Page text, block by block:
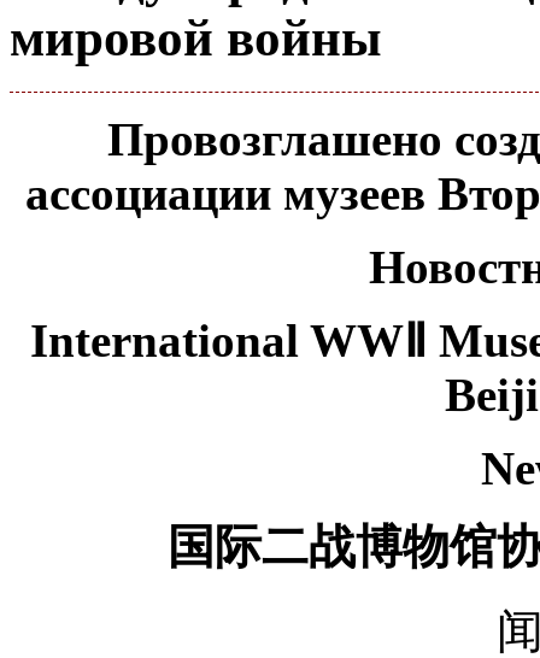
мировой войны
Провозглашено
ассоциации музеев
International WWⅡ
国际二战博物馆